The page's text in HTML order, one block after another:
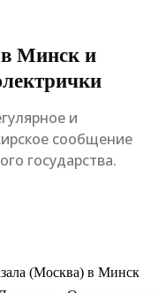
Минск и
и
сообщение
государства.
(Москва) в Минск